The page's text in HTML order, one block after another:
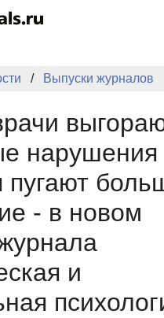
содержанию
НОВОСТИ
РУКОПИСЬ
СЛОВА
Выпуски журналов
нарушения
пугают
- в новом
и